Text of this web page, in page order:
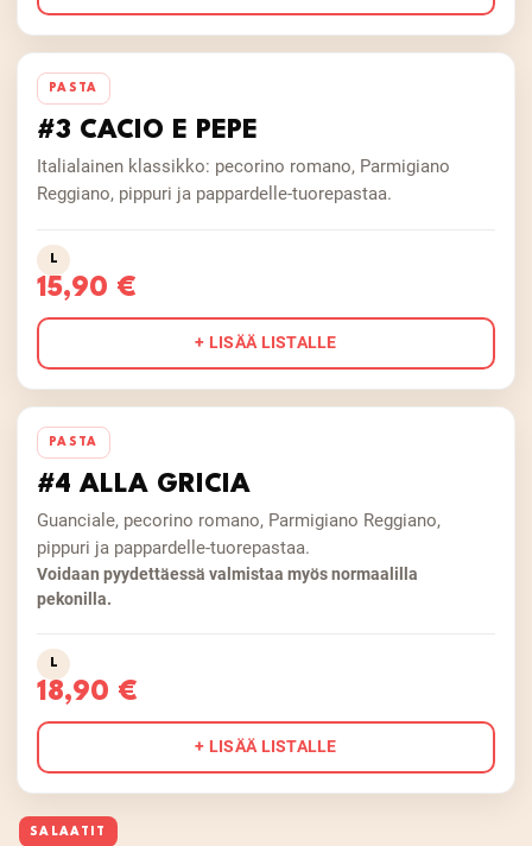
PASTA
#3 CACIO E PEPE
Italialainen klassikko: pecorino romano, Parmigiano
Reggiano, pippuri ja pappardelle-tuorepastaa.
L
15,90 €
+ LISÄÄ LISTALLE
PASTA
#4 ALLA GRICIA
Guanciale, pecorino romano, Parmigiano Reggiano,
pippuri ja pappardelle-tuorepastaa.
Voidaan pyydettäessä valmistaa myös normaalilla
pekonilla.
L
18,90 €
+ LISÄÄ LISTALLE
SALAATIT